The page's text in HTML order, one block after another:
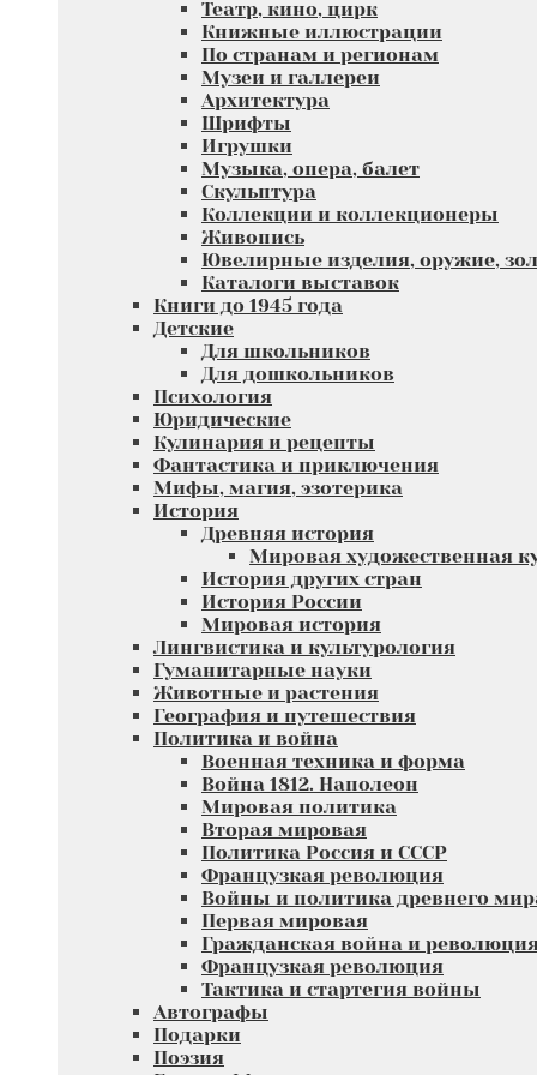
Театр, кино, цирк
Книжные иллюстрации
По странам и регионам
Музеи и галлереи
Архитектура
Шрифты
Игрушки
Музыка, опера, балет
Скульптура
Коллекции и коллекционеры
Живопись
Ювелирные изделия, оружие,
Каталоги выставок
Книги до 1945 года
Детские
Для школьников
Для дошкольников
Психология
Юридические
Кулинария и рецепты
Фантастика и приключения
Мифы, магия, эзотерика
История
Древняя история
Мировая художественная
История других стран
История России
Мировая история
Лингвистика и культурология
Гуманитарные науки
Животные и растения
География и путешествия
Политика и война
Военная техника и форма
Война 1812. Наполеон
Мировая политика
Вторая мировая
Политика Россия и СССР
Французкая революция
Войны и политика древнего
Первая мировая
Гражданская война и
Французкая революция
Тактика и стартегия войны
Автографы
Подарки
Поэзия